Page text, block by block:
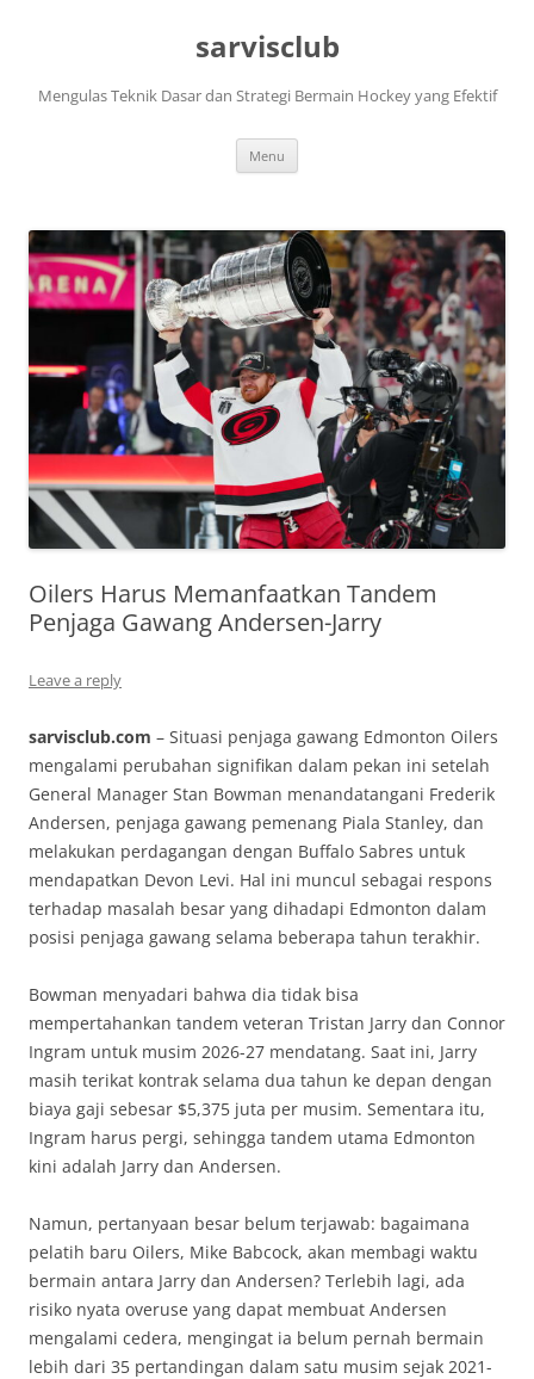
sarvisclub
Mengulas Teknik Dasar dan Strategi Bermain Hockey yang Efektif
Menu
Oilers Harus Memanfaatkan Tandem
Penjaga Gawang Andersen-Jarry
Leave a reply
sarvisclub.com – Situasi penjaga gawang Edmonton Oilers
mengalami perubahan signifikan dalam pekan ini setelah
General Manager Stan Bowman menandatangani Frederik
Andersen, penjaga gawang pemenang Piala Stanley, dan
melakukan perdagangan dengan Buffalo Sabres untuk
mendapatkan Devon Levi. Hal ini muncul sebagai respons
terhadap masalah besar yang dihadapi Edmonton dalam
posisi penjaga gawang selama beberapa tahun terakhir.
Bowman menyadari bahwa dia tidak bisa
mempertahankan tandem veteran Tristan Jarry dan Connor
Ingram untuk musim 2026-27 mendatang. Saat ini, Jarry
masih terikat kontrak selama dua tahun ke depan dengan
biaya gaji sebesar $5,375 juta per musim. Sementara itu,
Ingram harus pergi, sehingga tandem utama Edmonton
kini adalah Jarry dan Andersen.
Namun, pertanyaan besar belum terjawab: bagaimana
pelatih baru Oilers, Mike Babcock, akan membagi waktu
bermain antara Jarry dan Andersen? Terlebih lagi, ada
risiko nyata overuse yang dapat membuat Andersen
mengalami cedera, mengingat ia belum pernah bermain
lebih dari 35 pertandingan dalam satu musim sejak 2021-